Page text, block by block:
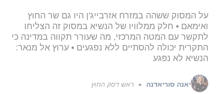
על המסוק ששהה במזרח אזרבייג'ן היו גם שר החוץ
ואימאם • חלק ממלוויו של הנשיא במסוק זה הצליחו
לתקשר עם המטה המרכזי, מה שעורר תקווה במדינה כי
התקרית יכולה להסתיים ללא נפגעים • ערוץ אל מנאר:
הנשיא לא נפגע
יאנה סוריאדנה ■ ראש דסק החוץ